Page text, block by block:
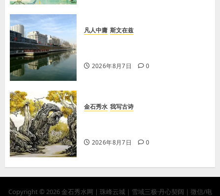
凡人中庸 斯文在兹
2026年8月7日 0
金石秀水 我写古诗
2026年8月7日 0
Copyright © 2026 金石秀水网 | 珠峰云城｜雪域三极·丹心契阔｜微信/电